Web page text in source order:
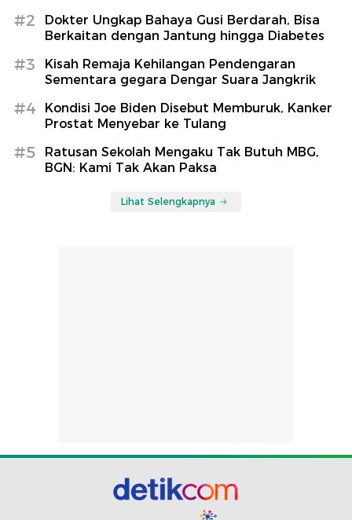
#2
Dokter Ungkap Bahaya Gusi Berdarah, Bisa
Berkaitan dengan Jantung hingga Diabetes
#3
Kisah Remaja Kehilangan Pendengaran
Sementara gegara Dengar Suara Jangkrik
#4
Kondisi Joe Biden Disebut Memburuk, Kanker
Prostat Menyebar ke Tulang
#5
Ratusan Sekolah Mengaku Tak Butuh MBG,
BGN: Kami Tak Akan Paksa
Lihat Selengkapnya